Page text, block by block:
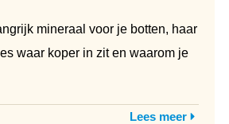
mineraal voor je botten, haar
waar koper in zit en waarom je
Lees meer